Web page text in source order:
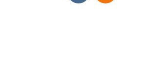
ПРИЁМ ЗАКАЗОВ С